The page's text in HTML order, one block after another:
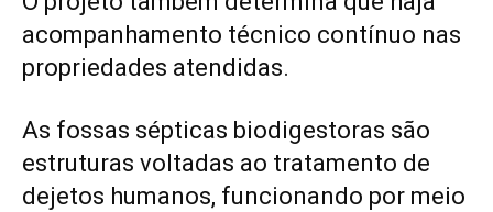
acompanhamento técnico contínuo nas
propriedades atendidas.
As fossas sépticas biodigestoras são
estruturas voltadas ao tratamento de
dejetos humanos, funcionando por meio